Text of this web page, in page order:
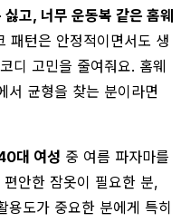
고, 너무 운동복 같은 홈웨
패턴은 안정적이면서도 생
디 고민을 줄여줘요. 홈웨
서 균형을 찾는 분이라면
대 여성 중 여름 파자마를
안한 잠옷이 필요한 분,
용도가 중요한 분에게 특히